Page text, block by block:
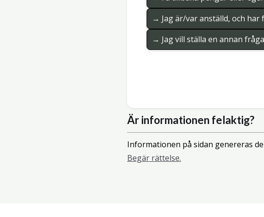
→ Jag är/var anställd, och har
→ Jag vill ställa en annan fråga
Är informationen felaktig?
Informationen på sidan genereras
Begär rättelse.